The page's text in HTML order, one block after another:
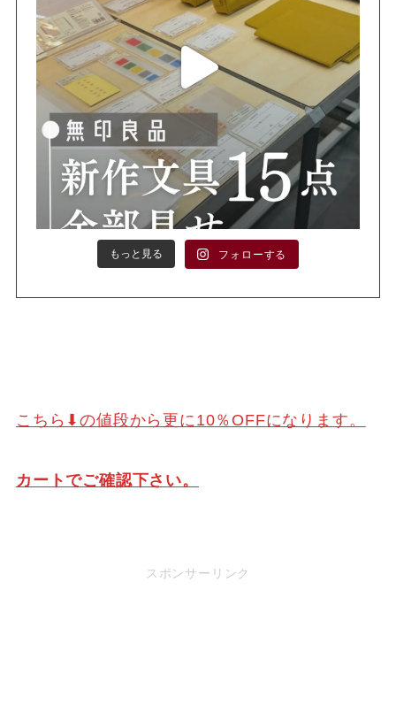
もっと見る フォローする
こちら⬇の値段から更に10％OFFになります。
カートでご確認下さい。
スポンサーリンク